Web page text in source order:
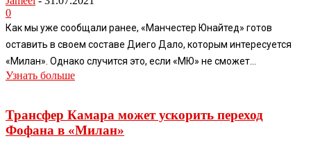
0
Как мы уже сообщали ранее, «Манчестер Юнайтед» готов
оставить в своем составе Диего Дало, которым интересуется
«Милан». Однако случится это, если «МЮ» не сможет...
Узнать больше
Трансфер Камара может ускорить переход
Фофана в «Милан»